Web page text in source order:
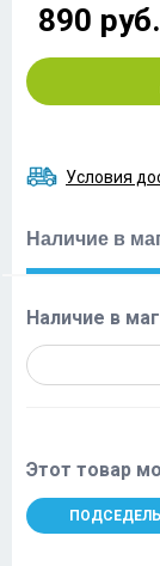
890 руб.
Условия
Наличие в
Наличие в
Этот товар